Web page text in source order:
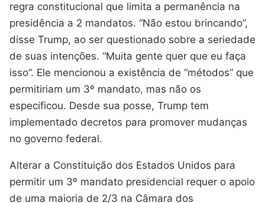
regra constitucional que limita a permanência na
presidência a 2 mandatos. “Não estou brincando”,
disse Trump, ao ser questionado sobre a seriedade
de suas intenções. “Muita gente quer que eu faça
isso”. Ele mencionou a existência de “métodos” que
permitiriam um 3º mandato, mas não os
especificou. Desde sua posse, Trump tem
implementado decretos para promover mudanças
no governo federal.
Alterar a Constituição dos Estados Unidos para
permitir um 3º mandato presidencial requer o apoio
de uma maioria de 2/3 na Câmara dos